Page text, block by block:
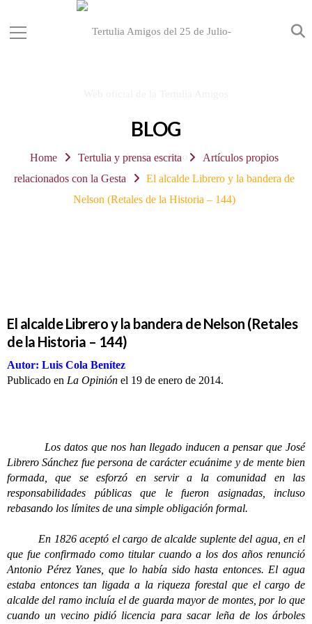
BLOG
Home Tertulia y prensa escrita
Artículos propios
relacionados con la Gesta
El alcalde Librero y la bandera de
Nelson (Retales de la Historia – 144)
El alcalde Librero y la bandera de Nelson (Retales
de la Historia – 144)
Autor: Luis Cola Benítez
Publicado en La Opinión el 19 de enero de 2014.
Los datos que nos han llegado inducen a pensar que José
Librero Sánchez fue persona de carácter ecuánime y de mente bien
formada, que se esforzó en servir a la comunidad en las
responsabilidades públicas que le fueron asignadas, incluso
rebasando los límites de una simple obligación formal.
En 1826 aceptó el cargo de alcalde suplente del agua, en el
que fue confirmado como titular cuando a los dos años renunció
Antonio Pérez Yanes, que lo había sido hasta entonces. El agua
estaba entonces tan ligada a la riqueza forestal que el cargo de
alcalde del ramo incluía el de guarda mayor de montes, por lo que
cuando un vecino pidió licencia para sacar leña de los árboles